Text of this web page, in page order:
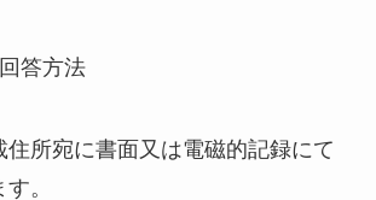
答方法
住所宛に書面又は電磁的記録にて
。